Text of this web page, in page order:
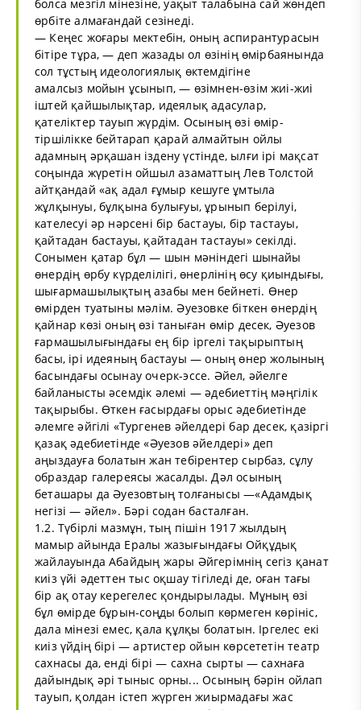
болса мезгіл мінезіне, уақыт талабына сай жөндеп
өрбіте алмағандай сезінеді.
— Кеңес жоғары мектебін, оның аспирантурасын
бітіре тұра, — деп жазады ол өзінің өмірбаянында
сол тұстың идеологиялық өктемдігіне
амалсыз мойын ұсынып, — өзімнен-өзім жиі-жиі
іштей қайшылықтар, идеялық адасулар,
қателіктер тауып жүрдім. Осының өзі өмір-
тіршілікке бейтарап қарай алмайтын ойлы
адамның әрқашан іздену үстінде, ылғи ірі мақсат
соңында жүретін ойшыл азаматтың Лев Толстой
айтқандай «ақ адал ғұмыр кешуге ұмтыла
жұлқынуы, бұлқына булығуы, ұрынып берілуі,
кателесуі әр нәрсені бір бастауы, бір тастауы,
қайтадан бастауы, қайтадан тастауы» секілді.
Сонымен қатар бұл — шын мәніндегі шынайы
өнердің өрбу күрделілігі, өнерлінің өсу қиындығы,
шығармашылықтың азабы мен бейнеті. Өнер
өмірден туатыны мәлім. Әуезовке біткен өнердің
қайнар көзі оның өзі таныған өмір десек, Әуезов
ғармашылығындағы ең бір іргелі тақырыптың
басы, ірі идеяның бастауы — оның өнер жолының
басындағы осынау очерк-эссе. Әйел, әйелге
байланысты әсемдік әлемі — әдебиеттің мәңгілік
тақырыбы. Өткен ғасырдағы орыс әдебиетінде
әлемге әйгілі «Тургенев әйелдері бар десек, қазіргі
қазақ әдебиетінде «Әуезов әйелдері» деп
аңыздауға болатын жан тебірентер сырбаз, сұлу
образдар галереясы жасалды. Дәл осының
беташары да Әуезовтың толғанысы —«Адамдық
негізі — әйел». Бәрі содан басталған.
1.2. Түбірлі мазмұн, тың пішін 1917 жылдың
мамыр айында Ералы жазығындағы Ойқұдық
жайлауында Абайдың жары Әйгерімнің сегіз қанат
киіз үйі әдеттен тыс оқшау тігіледі де, оған тағы
бір ақ отау керегелес қондырылады. Мұның өзі
бұл өмірде бұрын-соңды болып көрмеген көрініс,
дала мінезі емес, қала құлқы болатын. Іргелес екі
киіз үйдің бірі — артистер ойын көрсететін театр
сахнасы да, енді бірі — сахна сырты — сахнаға
дайындық әрі тыныс орны... Осының бәрін ойлап
тауып, қолдан істеп жүрген жиырмадағы жас